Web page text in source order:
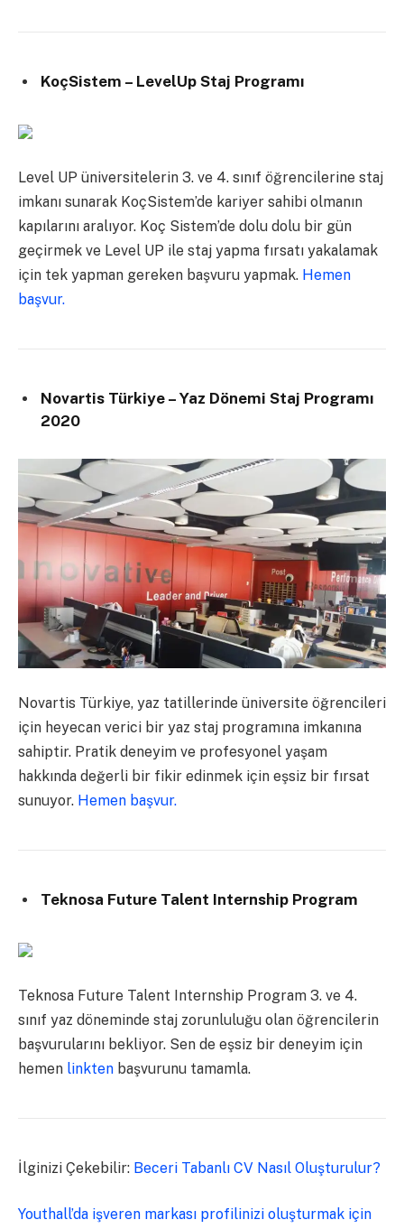
KoçSistem – LevelUp Staj Programı
Level UP üniversitelerin 3. ve 4. sınıf öğrencilerine staj
imkanı sunarak KoçSistem’de kariyer sahibi olmanın
kapılarını aralıyor. Koç Sistem’de dolu dolu bir gün
geçirmek ve Level UP ile staj yapma fırsatı yakalamak
için tek yapman gereken başvuru yapmak. Hemen
başvur.
Novartis Türkiye – Yaz Dönemi Staj Programı
2020
Novartis Türkiye, yaz tatillerinde üniversite öğrencileri
için heyecan verici bir yaz staj programına imkanına
sahiptir. Pratik deneyim ve profesyonel yaşam
hakkında değerli bir fikir edinmek için eşsiz bir fırsat
sunuyor. Hemen başvur.
Teknosa Future Talent Internship Program
Teknosa Future Talent Internship Program 3. ve 4.
sınıf yaz döneminde staj zorunluluğu olan öğrencilerin
başvurularını bekliyor. Sen de eşsiz bir deneyim için
hemen linkten başvurunu tamamla.
İlginizi Çekebilir: Beceri Tabanlı CV Nasıl Oluşturulur?
Youthall’da işveren markası profilinizi oluşturmak için